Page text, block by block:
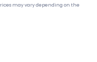
may vary depending on the